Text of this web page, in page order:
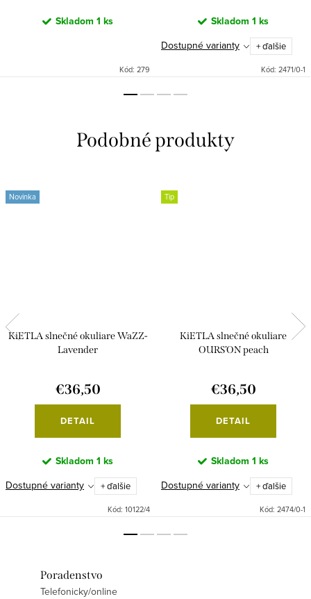
Skladom 1 ks
Kód: 279
Skladom 1 ks
Dostupné varianty + ďalšie
Kód: 2471/0-1
Novinka
KiETLA slnečné okuliare WaZZ-
Lavender
€36,50
DETAIL
Skladom 1 ks
Dostupné varianty + ďalšie
Kód: 10122/4
Tip
KiETLA slnečné okuliare
OURS’ON peach
€36,50
DETAIL
Skladom 1 ks
Dostupné varianty + ďalšie
Kód: 2474/0-1
Poradenstvo
Telefonicky/online